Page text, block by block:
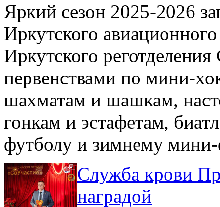
Яркий сезон 2025-2026
Иркутского
Иркутского
первенствами по мини-
шахматам и шашкам,
гонкам и эстафетам,
футболу и зимнему мини-
Служба крови
наградой